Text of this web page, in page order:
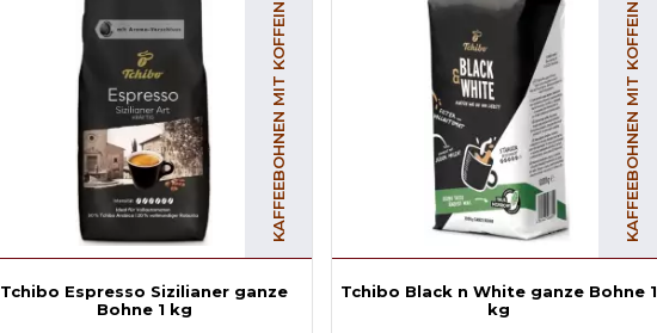
KAFFEEBOHNEN MIT KOFFEIN
Tchibo Espresso Sizilianer ganze
Bohne 1 kg
KAFFEEBOHNEN MIT KOFFEIN
Tchibo Black n White ganze Bohne 1
kg